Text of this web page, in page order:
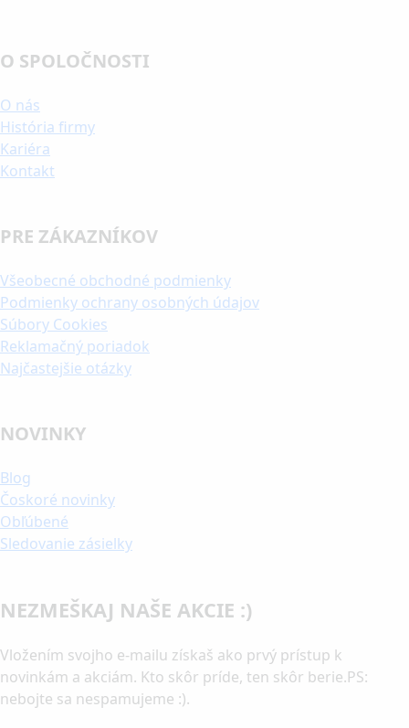
O SPOLOČNOSTI
O nás
História firmy
Kariéra
Kontakt
PRE ZÁKAZNÍKOV
Všeobecné obchodné podmienky
Podmienky ochrany osobných údajov
Súbory Cookies
Reklamačný poriadok
Najčastejšie otázky
NOVINKY
Blog
Čoskoré novinky
Obľúbené
Sledovanie zásielky
NEZMEŠKAJ NAŠE AKCIE :)
Vložením svojho e-mailu získaš ako prvý prístup k
novinkám a akciám. Kto skôr príde, ten skôr berie.PS:
nebojte sa nespamujeme :).